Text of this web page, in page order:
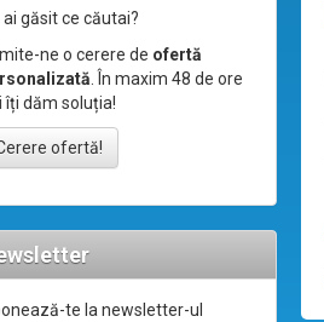
ai găsit ce căutai?
ne o cerere de ofertă
. În maxim 48 de ore
îți dăm soluția!
ofertă!
te la newsletter-ul